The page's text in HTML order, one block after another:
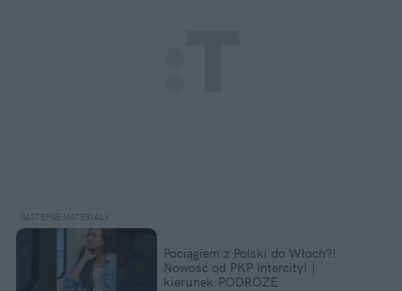
Pociągiem z Polski do Włoch?!
Nowość od PKP Intercity! |
kierunek:PODRÓŻE